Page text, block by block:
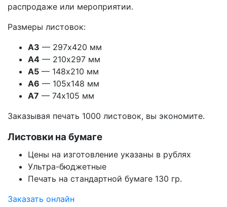
распродаже или мероприятии.
Размеры листовок:
А3 — 297х420 мм
А4 — 210х297 мм
А5 — 148х210 мм
А6 — 105х148 мм
А7 — 74х105 мм
Заказывая печать 1000 листовок, вы экономите.
Листовки на бумаге
Цены на изготовление указаны в рублях
Ультра-бюджетные
Печать на стандартной бумаге 130 гр.
Заказать онлайн